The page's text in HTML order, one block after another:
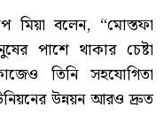
মিয়া বলেন, “মোস্তফা
পাশে থাকার চেষ্টা
তিনি সহযোগিতা
উন্নয়ন আরও দ্রুত